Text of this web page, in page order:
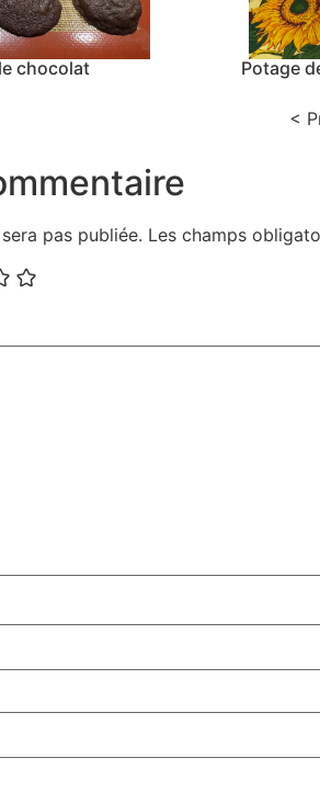
chocolat
Potage
<
pas publiée. Les champs